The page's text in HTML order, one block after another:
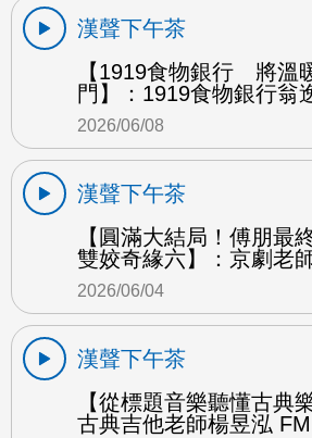
漢聲下午茶
【1919食物銀行 將溫
門】：1919食物銀行翁
2026/06/08
漢聲下午茶
【圓滿大結局！傅朋最
雙姣奇緣六】：京劇老
2026/06/04
漢聲下午茶
【從標題音樂聽懂古典
古典吉他老師楊昱泓 FM